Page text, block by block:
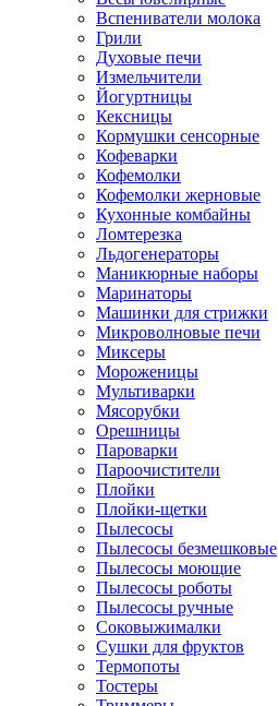
Вспениватели молока
Грили
Духовые печи
Измельчители
Йогуртницы
Кексницы
Кормушки сенсорные
Кофеварки
Кофемолки
Кофемолки жерновые
Кухонные комбайны
Ломтерезка
Льдогенераторы
Маникюрные наборы
Маринаторы
Машинки для стрижки
Микроволновые печи
Миксеры
Мороженицы
Мультиварки
Мясорубки
Орешницы
Пароварки
Пароочистители
Плойки
Плойки-щетки
Пылесосы
Пылесосы безмешковые
Пылесосы моющие
Пылесосы роботы
Пылесосы ручные
Соковыжималки
Сушки для фруктов
Термопоты
Тостеры